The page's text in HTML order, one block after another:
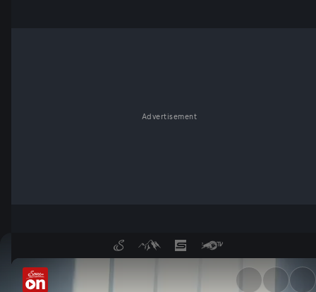
Advertisement
Psychopath als Kannibale? -